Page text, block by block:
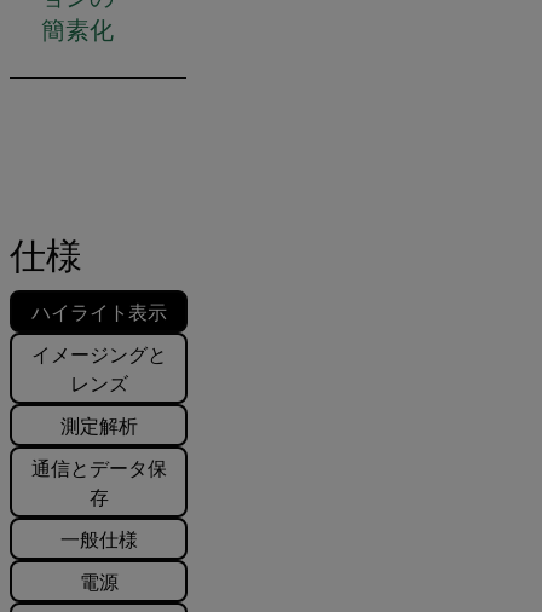
簡素化
仕様
ハイライト表示
イメージングと
レンズ
測定解析
通信とデータ保
存
一般仕様
電源